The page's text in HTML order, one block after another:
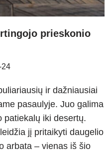
prieskonio
24
ir dažniausiai
pasaulyje. Juo galima
patiekalų iki desertų.
jį pritaikyti daugelio
arbata – vienas iš šio